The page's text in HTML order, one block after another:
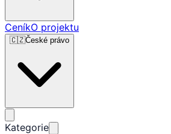
CeníkO projektu
🇨🇿České právo
Kategorie